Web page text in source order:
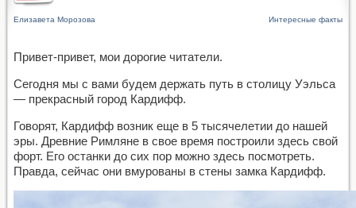
Елизавета Морозова Интересные факты
Привет-привет, мои дорогие читатели.
Сегодня мы с вами будем держать путь в столицу Уэльса
— прекрасный город Кардифф.
Говорят, Кардифф возник еще в 5 тысячелетии до нашей
эры. Древние Римляне в свое время построили здесь свой
форт. Его останки до сих пор можно здесь посмотреть.
Правда, сейчас они вмурованы в стены замка Кардифф.